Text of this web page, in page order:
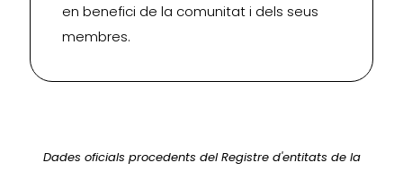
en benefici de la comunitat i dels seus
membres.
Dades oficials procedents del Registre d'entitats de la